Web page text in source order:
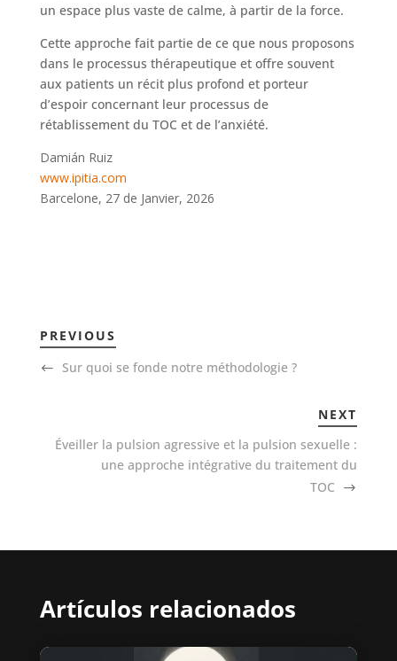
un espace plus vaste de calme, à partir de la force.
Cette approche fait partie de ce que nous proposons
dans le processus thérapeutique et offre souvent
aux patients un récit plus profond et porteur
d’espoir concernant leur processus de
rétablissement du TOC et de l’anxiété.
Damián Ruiz
www.ipitia.com
Barcelone, 27 de Janvier, 2026
PREVIOUS
Sur quoi se fonde notre méthodologie ?
NEXT
Éveiller la pulsion agressive et la pulsion sexuelle :
une approche intégrative du traitement du
TOC
Artículos relacionados